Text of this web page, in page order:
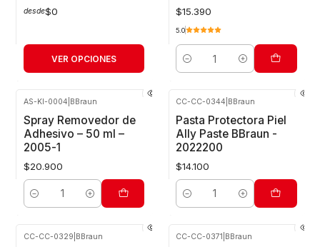
desde$0
VER OPCIONES
$15.390
5.0
Cantidad
AS-KI-0004 BBraun
Spray Removedor de
Adhesivo – 50 ml –
2005-1
$20.900
Cantidad
CC-CC-0344 BBraun
Pasta Protectora Piel
Ally Paste BBraun -
2022200
$14.100
Cantidad
CC-CC-0329 BBraun CC-CC-0371 BBraun